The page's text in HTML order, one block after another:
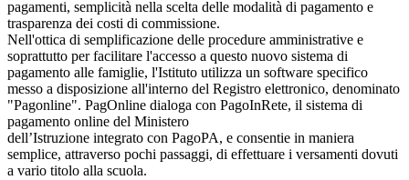
pagamenti, semplicità nella scelta delle modalità di pagamento e
trasparenza dei costi di commissione.
Nell'ottica di semplificazione delle procedure amministrative e
soprattutto per facilitare l'accesso a questo nuovo sistema di
pagamento alle famiglie, l'Istituto utilizza un software specifico
messo a disposizione all'interno del Registro elettronico, denominato
"Pagonline". PagOnline dialoga con PagoInRete, il sistema di
pagamento online del Ministero
dell’Istruzione integrato con PagoPA, e consentie in maniera
semplice, attraverso pochi passaggi, di effettuare i versamenti dovuti
a vario titolo alla scuola.